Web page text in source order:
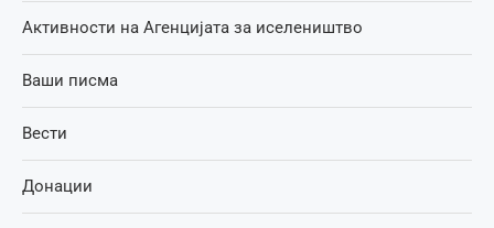
Активности на Агенцијата за иселеништво
Ваши писма
Вести
Донации